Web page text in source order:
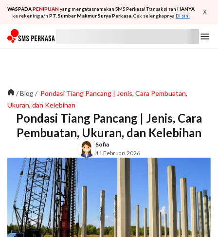
WASPADAPENIPUAN yang mengatasnamakan SMS Perkasa! Transaksi sah HANYA
ke rekening a/n PT. Sumber Makmur Surya Perkasa . Cek selengkapnya Di sini X
/Blog/ Pondasi Tiang Pancang | Jenis, Cara Pembuatan,
Ukuran, dan Kelebihan
Pondasi Tiang Pancang | Jenis, Cara
Pembuatan, Ukuran, dan Kelebihan
Sofia
11 Februari 2026